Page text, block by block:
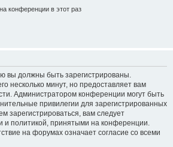
конференции в этот раз
вы должны быть зарегистрированы.
несколько минут, но предоставляет вам
Администратором конференции могут быть
привилегии для зарегистрированных
зарегистрироваться, вам следует
и политикой, принятыми на конференции.
на форумах означает согласие со всеми